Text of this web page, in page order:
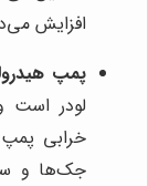
افزایش
پمپ
لودر است
خرابی پمپ
جک‌ها و